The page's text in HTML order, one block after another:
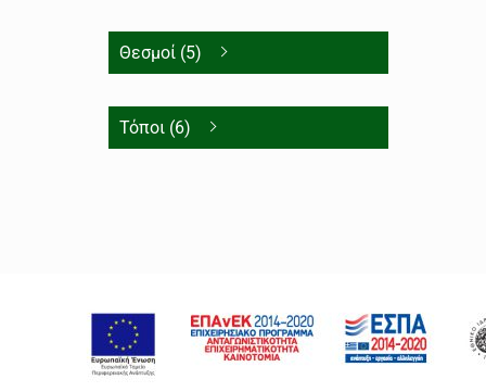
Θεσμοί (5)
Τόποι (6)